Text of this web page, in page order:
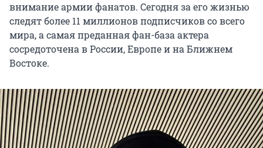
внимание армии фанатов. Сегодня за его жизнью
следят более 11 миллионов подписчиков со всего
мира, а самая преданная фан-база актера
сосредоточена в России, Европе и на Ближнем
Востоке.